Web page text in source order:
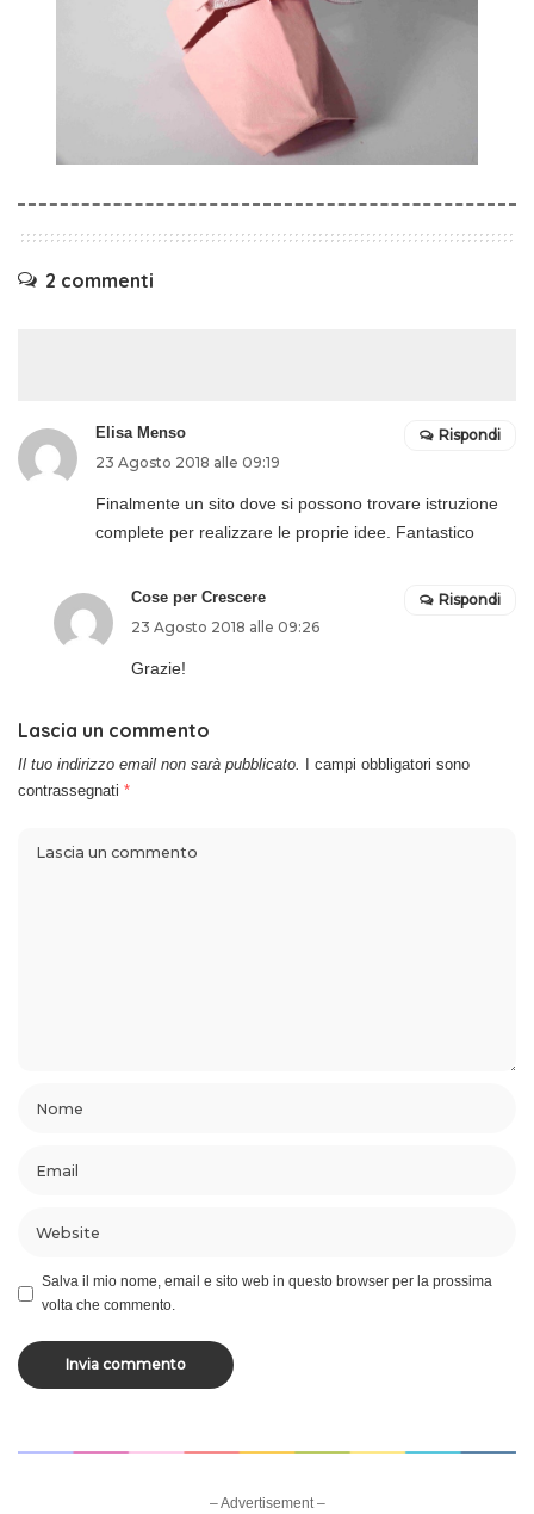
2 commenti
Elisa Menso
23 Agosto 2018 alle 09:19
Finalmente un sito dove si possono trovare istruzione
complete per realizzare le proprie idee. Fantastico
Rispondi
Cose per Crescere
23 Agosto 2018 alle 09:26
Grazie!
Rispondi
Lascia un commento
Il tuo indirizzo email non sarà pubblicato.
I campi obbligatori sono
contrassegnati *
Salva il mio nome, email e sito web in questo browser per la prossima
volta che commento.
– Advertisement –